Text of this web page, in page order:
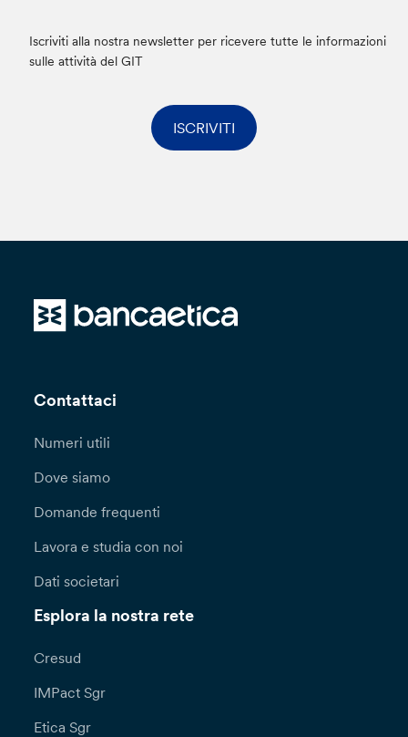
Iscriviti alla nostra newsletter per ricevere tutte le informazioni
sulle attività del GIT
ISCRIVITI
Contattaci
Numeri utili
Dove siamo
Domande frequenti
Lavora e studia con noi
Dati societari
Esplora la nostra rete
Cresud
IMPact Sgr
Etica Sgr